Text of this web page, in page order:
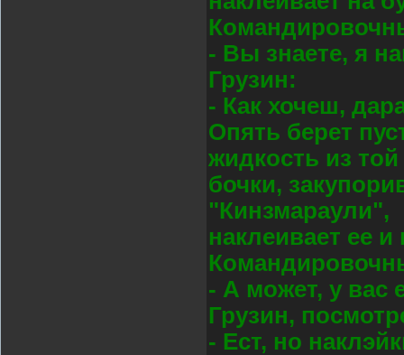
- Вы знаете, я
Грузин:
- Как хочеш,
Опять берет
жидкость из
бочки,
"Кинзмараули",
наклеивает ее
- А может, у вас
Грузин,
- Ест, но